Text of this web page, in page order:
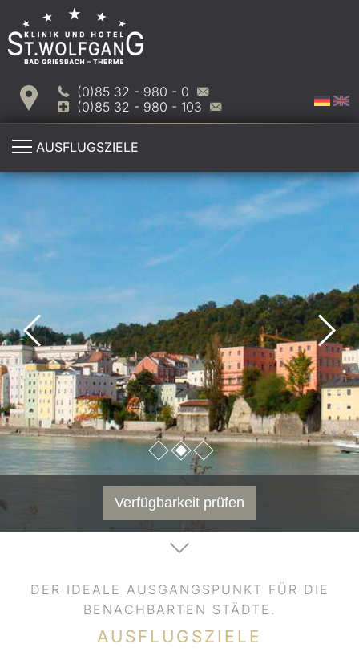
(0)85 32 - 980 - 0
(0)85 32 - 980 - 103
AUSFLUGSZIELE
Verfügbarkeit prüfen
DER IDEALE AUSGANGSPUNKT FÜR DIE
BENACHBARTEN STÄDTE.
AUSFLUGSZIELE